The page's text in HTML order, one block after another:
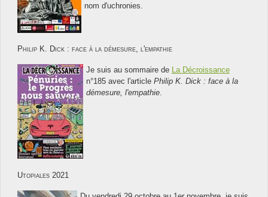
nom d'uchronies.
Philip K. Dick : face à la démesure, l'empathie
Je suis au sommaire de La Décroissance
n°185 avec l'article Philip K. Dick : face à la
démesure, l'empathie.
Utopiales 2021